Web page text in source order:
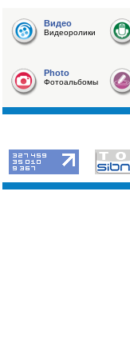
Видео
Видеоролики
Photo
Фотоальбомы